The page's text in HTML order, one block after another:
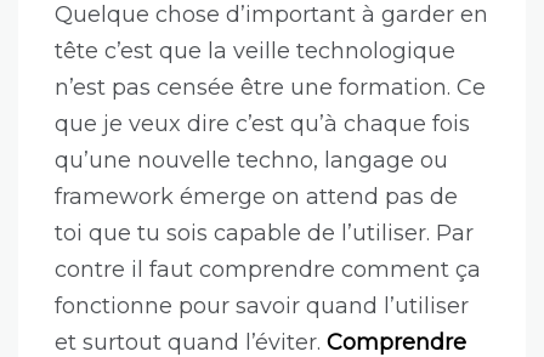
Quelque chose d’important à garder en
tête c’est que la veille technologique
n’est pas censée être une formation. Ce
que je veux dire c’est qu’à chaque fois
qu’une nouvelle techno, langage ou
framework émerge on attend pas de
toi que tu sois capable de l’utiliser. Par
contre il faut comprendre comment ça
fonctionne pour savoir quand l’utiliser
et surtout quand l’éviter. Comprendre